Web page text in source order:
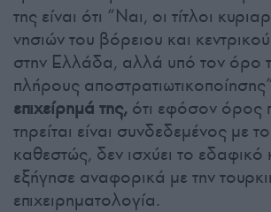
της είναι ότι “Ναι, οι τίτλοι
νησιών του βόρειου και κεντρικού
στην Ελλάδα, αλλά υπό τον όρο
πλήρους
επιχείρημά της, ότι εφόσον όρος
τηρείται είναι συνδεδεμένος με
καθεστώς, δεν ισχύει το
εξήγησε αναφορικά με την
επιχειρηματολογία.